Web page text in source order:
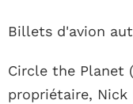
Billets d'avion
Circle the Planet
propriétaire,